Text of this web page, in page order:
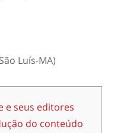
Luís-MA)
e seus editores
do conteúdo